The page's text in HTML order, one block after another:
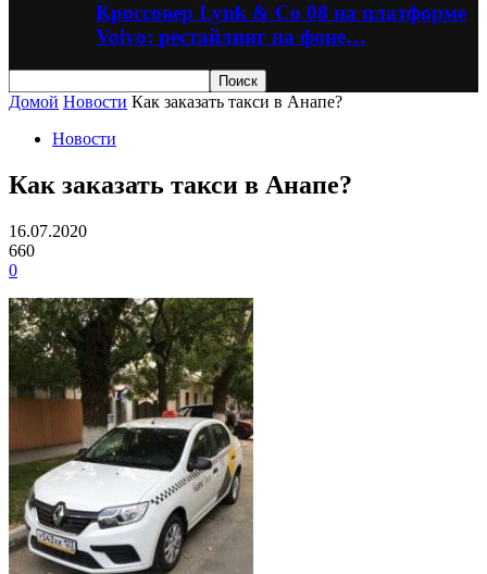
Кроссовер Lynk & Co 08 на платформе
Volvo: рестайлинг на фоне…
Домой Новости Как заказать такси в Анапе?
Новости
Как заказать такси в Анапе?
16.07.2020
660
0